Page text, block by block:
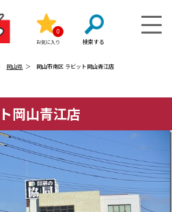
お気に入り
0
岡山県 岡山市南区 ラビット岡山青江店
岡山青江店